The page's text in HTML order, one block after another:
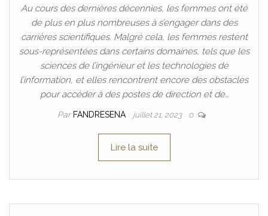
Au cours des dernières décennies, les femmes ont été
de plus en plus nombreuses à s’engager dans des
carrières scientifiques. Malgré cela, les femmes restent
sous-représentées dans certains domaines, tels que les
sciences de l’ingénieur et les technologies de
l’information, et elles rencontrent encore des obstacles
pour accéder à des postes de direction et de…
Par FANDRESENA juillet 21, 2023 0
Lire la suite